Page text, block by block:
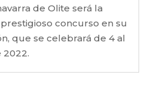
de Olite será la
concurso en su
que se celebrará de 4 al
2022.